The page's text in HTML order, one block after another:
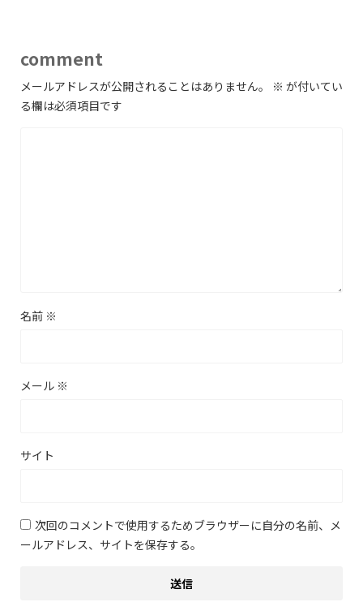
comment
メールアドレスが公開されることはありません。 ※ が付いてい
る欄は必須項目です
名前 ※
メール ※
サイト
次回のコメントで使用するためブラウザーに自分の名前、メ
ールアドレス、サイトを保存する。